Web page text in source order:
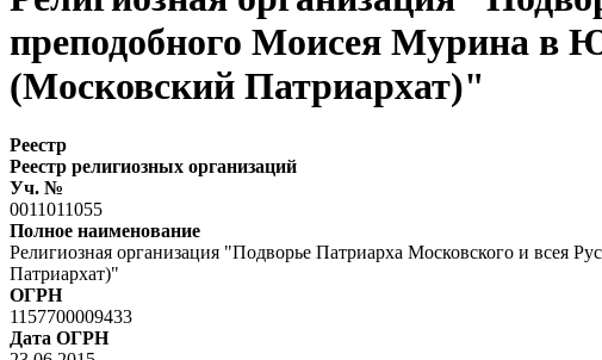
преподобного Моисея Мурина в
(Московский Патриархат)"
Реестр
Реестр религиозных организаций
Уч. №
0011011055
Полное наименование
Религиозная организация "Подворье Патриарха Московского и
Патриархат)"
ОГРН
1157700009433
Дата ОГРН